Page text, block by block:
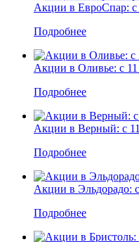
Акции в ЕвроСпар: с
Подробнее
Акции в Оливье: с 11
Подробнее
Акции в Верный: с 11
Подробнее
Акции в Эльдорадо:
Подробнее